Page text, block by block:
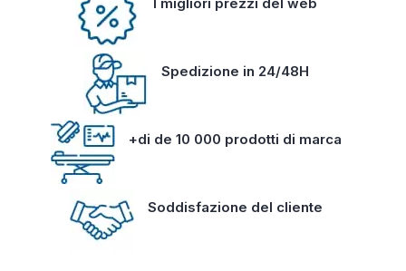
Spedizione in 24/48H
+di de 10 000 prodotti di marca
Soddisfazione del cliente